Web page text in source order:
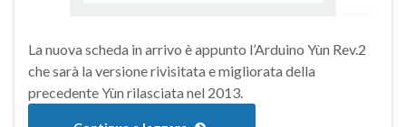
La nuova scheda in arrivo è appunto l’Arduino Yùn Rev.2
che sarà la versione rivisitata e migliorata della
precedente Yùn rilasciata nel 2013.